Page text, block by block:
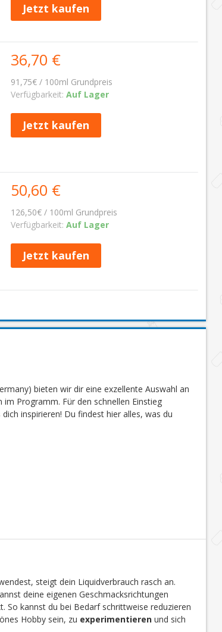
Jetzt kaufen
36,70 €
91,75€ / 100ml Grundpreis
Verfügbarkeit: Auf Lager
Jetzt kaufen
50,60 €
126,50€ / 100ml Grundpreis
Verfügbarkeit: Auf Lager
Jetzt kaufen
bieten wir dir eine exzellente Auswahl an
Programm. Für den schnellen Einstieg
inspirieren! Du findest hier alles, was du
steigt dein Liquidverbrauch rasch an.
deine eigenen Geschmacksrichtungen
So kannst du bei Bedarf schrittweise reduzieren
Hobby sein, zu experimentierenund sich